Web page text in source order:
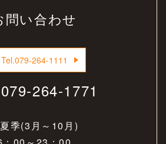
問い合わせ
Tel.079-264-1111
079-264-1771
季(3月～10月)